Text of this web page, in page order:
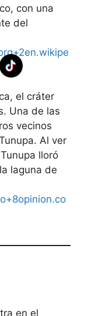
con una
del
el cráter
Una de las
vecinos
Al ver
lloró
laguna de
en el